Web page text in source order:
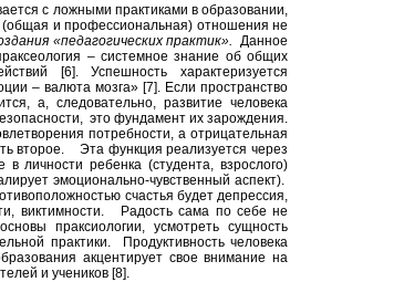
с ложными практиками в образовании,
(общая и профессиональная) отношения не
«педагогических практик».
Данное
– системное знание об общих
[6]. Успешность характеризуется
– валюта мозга» [7]. Если пространство
а, следовательно, развитие человека
это фундамент их зарождения.
потребности, а отрицательная
второе. Эта функция реализуется через
личности ребенка (студента, взрослого)
эмоционально-чувственный аспект).
счастья будет депрессия,
виктимности. Радость сама по себе не
праксиологии, усмотреть сущность
практики. Продуктивность человека
акцентирует свое внимание на
и учеников [8].